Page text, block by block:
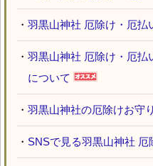
・ 羽黒山神社 厄除け・厄払
・ 羽黒山神社 厄除け・厄払
について
・ 羽黒山神社の厄除けお守
・ SNSで見る羽黒山神社